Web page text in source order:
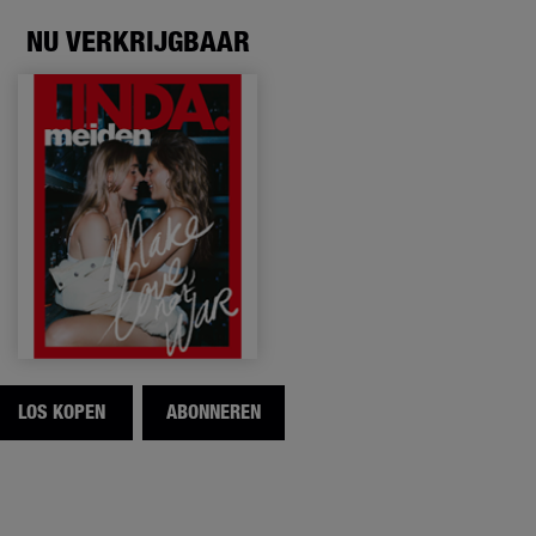
NU VERKRIJGBAAR
LOS KOPEN ABONNEREN